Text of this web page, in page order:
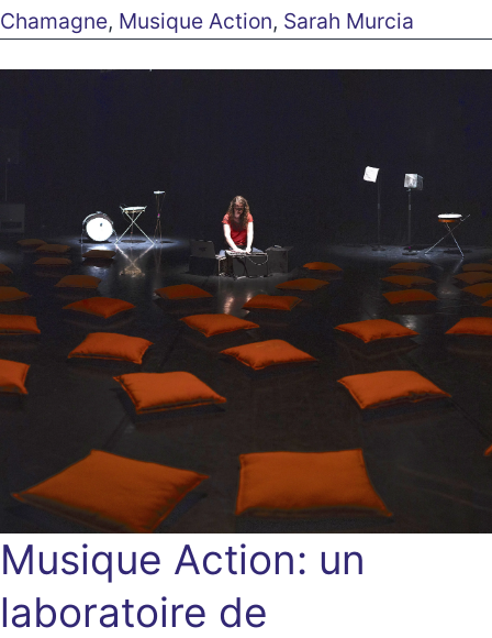
Chamagne, Musique Action, Sarah Murcia
Musique Action: un
laboratoire de